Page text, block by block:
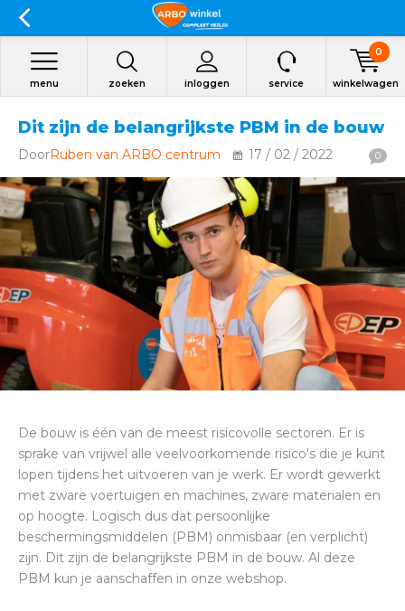
zoeken inloggen
menu service winkelwagen
0
Dit zijn de belangrijkste PBM in de bouw
DoorRuben van ARBO centrum 17 / 02 / 2022 0
De bouw is één van de meest risicovolle sectoren. Er is
sprake van vrijwel alle veelvoorkomende risico's die je kunt
lopen tijdens het uitvoeren van je werk. Er wordt gewerkt
met zware voertuigen en machines, zware materialen en
op hoogte. Logisch dus dat persoonlijke
beschermingsmiddelen (PBM) onmisbaar (en verplicht)
zijn. Dit zijn de belangrijkste PBM in de bouw. Al deze
PBM kun je aanschaffen in onze webshop.